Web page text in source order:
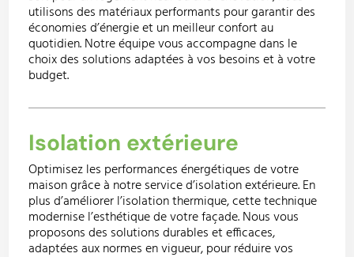
utilisons des matériaux performants pour garantir des
économies d’énergie et un meilleur confort au
quotidien. Notre équipe vous accompagne dans le
choix des solutions adaptées à vos besoins et à votre
budget.
Isolation extérieure
Optimisez les performances énergétiques de votre
maison grâce à notre service d’isolation extérieure. En
plus d’améliorer l’isolation thermique, cette technique
modernise l’esthétique de votre façade. Nous vous
proposons des solutions durables et efficaces,
adaptées aux normes en vigueur, pour réduire vos